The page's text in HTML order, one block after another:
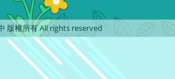
版權所有 All rights reserved